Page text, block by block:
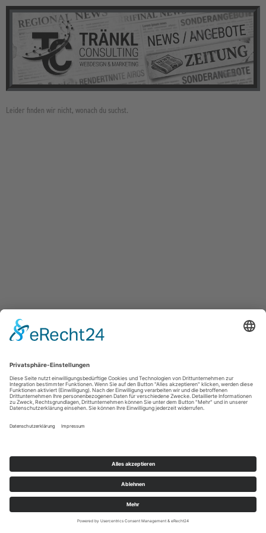
Leider finden wir nicht, wonach du suchst.